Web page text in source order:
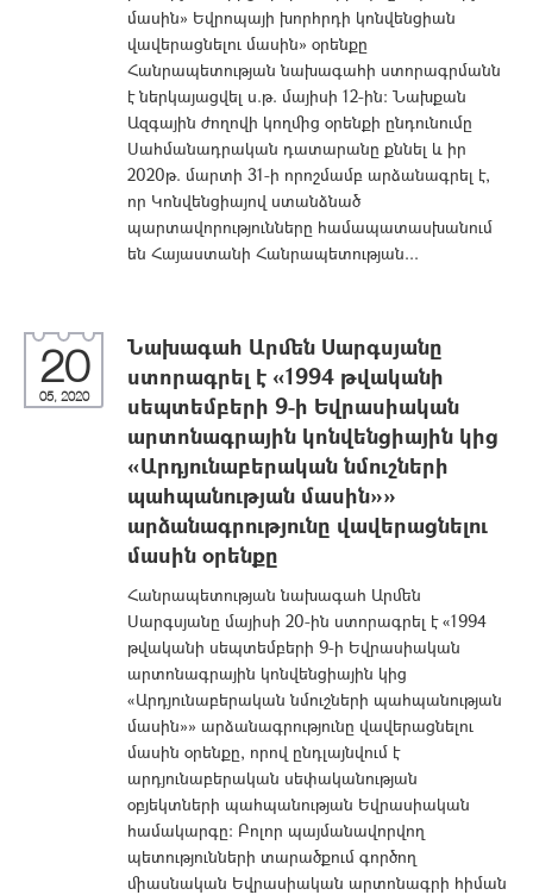
մասին» Եվրոպայի խորհրդի կոնվենցիան
վավերացնելու մասին» օրենքը
Հանրապետության նախագահի ստորագրմանն
է ներկայացվել ս.թ. մայիսի 12-ին: Նախքան
Ազգային ժողովի կողմից օրենքի ընդունումը
Սահմանադրական դատարանը քննել և իր
2020թ. մարտի 31-ի որոշմամբ արձանագրել է,
որ Կոնվենցիայով ստանձնած
պարտավորությունները համապատասխանում
են Հայաստանի Հանրապետության...
20
05, 2020
Նախագահ Արմեն Սարգսյանը
ստորագրել է «1994 թվականի
սեպտեմբերի 9-ի Եվրասիական
արտոնագրային կոնվենցիային կից
«Արդյունաբերական նմուշների
պահպանության մասին»»
արձանագրությունը վավերացնելու
մասին օրենքը
Հանրապետության նախագահ Արմեն
Սարգսյանը մայիսի 20-ին ստորագրել է «1994
թվականի սեպտեմբերի 9-ի Եվրասիական
արտոնագրային կոնվենցիային կից
«Արդյունաբերական նմուշների պահպանության
մասին»» արձանագրությունը վավերացնելու
մասին օրենքը, որով ընդլայնվում է
արդյունաբերական սեփականության
օբյեկտների պահպանության Եվրասիական
համակարգը: Բոլոր պայմանավորվող
պետությունների տարածքում գործող
միասնական Եվրասիական արտոնագրի հիման